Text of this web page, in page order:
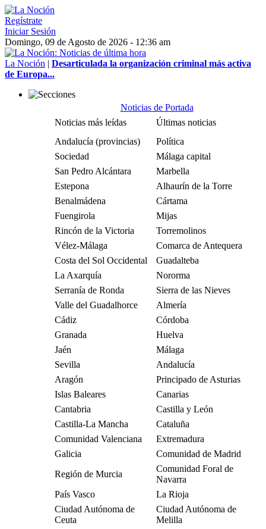
Regístrate
Iniciar Sesión
Domingo, 09 de Agosto de 2026 - 12:36 am
La Noción | Desarticulada la organización criminal más activa
de Europa...
Noticias de Portada
Noticias más leídas
Últimas noticias
Andalucía (provincias)
Política
Sociedad
Málaga capital
San Pedro Alcántara
Marbella
Estepona
Alhaurín de la Torre
Benalmádena
Cártama
Fuengirola
Mijas
Rincón de la Victoria
Torremolinos
Vélez-Málaga
Comarca de Antequera
Costa del Sol Occidental
Guadalteba
La Axarquía
Nororma
Serranía de Ronda
Sierra de las Nieves
Valle del Guadalhorce
Almería
Cádiz
Córdoba
Granada
Huelva
Jaén
Málaga
Sevilla
Andalucía
Aragón
Principado de Asturias
Islas Baleares
Canarias
Cantabria
Castilla y León
Castilla-La Mancha
Cataluña
Comunidad Valenciana
Extremadura
Galicia
Comunidad de Madrid
Región de Murcia
Comunidad Foral de
Navarra
País Vasco
La Rioja
Ciudad Autónoma de
Ceuta
Ciudad Autónoma de
Melilla